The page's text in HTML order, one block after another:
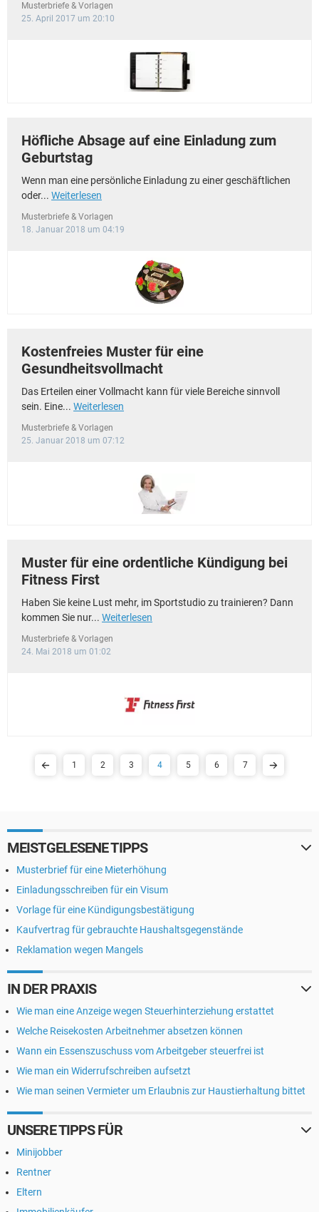
Musterbriefe & Vorlagen
25. April 2017 um 20:10
Höfliche Absage auf eine Einladung zum
Geburtstag
Wenn man eine persönliche Einladung zu einer geschäftlichen
oder... Weiterlesen
Musterbriefe & Vorlagen
18. Januar 2018 um 04:19
Kostenfreies Muster für eine
Gesundheitsvollmacht
Das Erteilen einer Vollmacht kann für viele Bereiche sinnvoll
sein. Eine... Weiterlesen
Musterbriefe & Vorlagen
25. Januar 2018 um 07:12
Muster für eine ordentliche Kündigung bei
Fitness First
Haben Sie keine Lust mehr, im Sportstudio zu trainieren? Dann
kommen Sie nur... Weiterlesen
Musterbriefe & Vorlagen
24. Mai 2018 um 01:02
1 2 3 4 5 6 7
MEISTGELESENE TIPPS
Musterbrief für eine Mieterhöhung
Einladungsschreiben für ein Visum
Vorlage für eine Kündigungsbestätigung
Kaufvertrag für gebrauchte Haushaltsgegenstände
Reklamation wegen Mangels
IN DER PRAXIS
Wie man eine Anzeige wegen Steuerhinterziehung erstattet
Welche Reisekosten Arbeitnehmer absetzen können
Wann ein Essenszuschuss vom Arbeitgeber steuerfrei ist
Wie man ein Widerrufschreiben aufsetzt
Wie man seinen Vermieter um Erlaubnis zur Haustierhaltung bittet
UNSERE TIPPS FÜR
Minijobber
Rentner
Eltern